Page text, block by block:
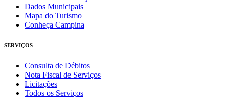
Dados Municipais
Mapa do Turismo
Conheça Campina
SERVIÇOS
Consulta de Débitos
Nota Fiscal de Serviços
Licitações
Todos os Serviços